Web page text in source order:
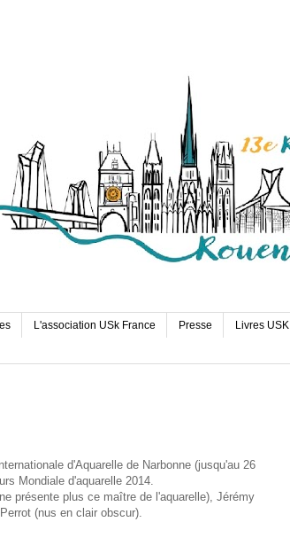
L'association USk France Presse Livres USK
d'Aquarelle de Narbonne (jusqu'au 26
Mondiale d'aquarelle 2014.
présente plus ce maître de l'aquarelle), Jérémy
(nus en clair obscur).